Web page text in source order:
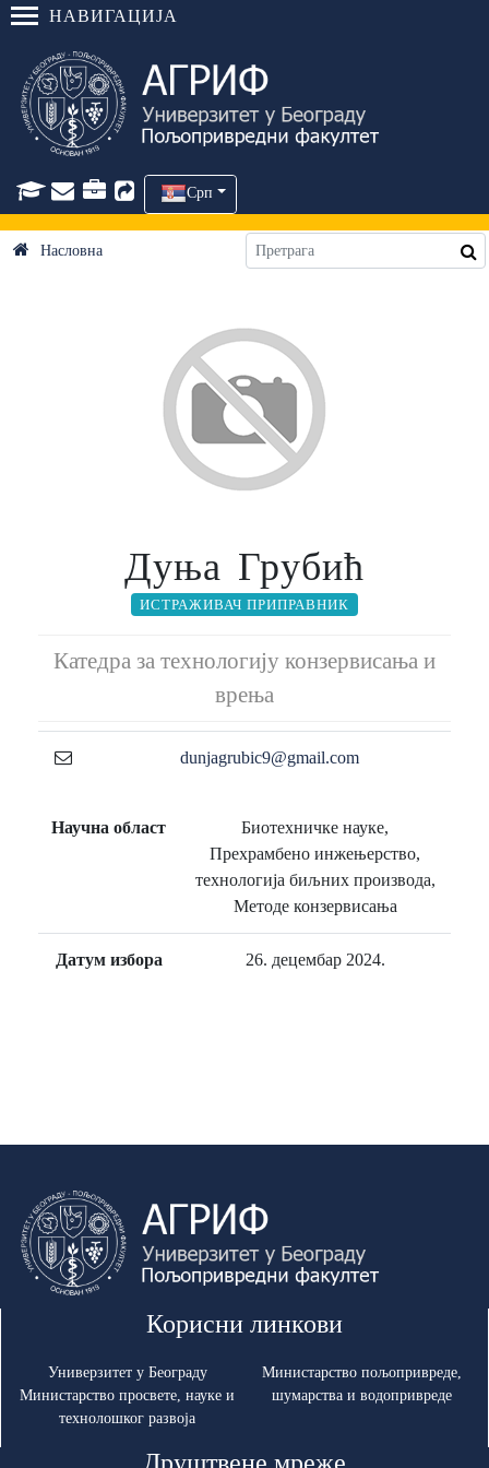
НАВИГАЦИЈА
Срп
Насловна
Дуња Грубић
ИСТРАЖИВАЧ ПРИПРАВНИК
Катедра за технологију конзервисања и
врења
dunjagrubic9@gmail.com
Научна област
Биотехничке науке,
Прехрамбено инжењерство,
технологија биљних производа,
Методе конзервисања
Датум избора 26. децембар 2024.
Корисни линкови
Универзитет у Београду
Министарство просвете, науке и
технолошког развоја
Министарство пољопривреде,
шумарства и водопривреде